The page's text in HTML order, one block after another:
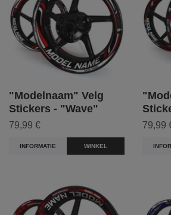
"Modelnaam" Velg
Stickers - "Wave"
79,99 €
INFORMATIE WINKEL
79,99